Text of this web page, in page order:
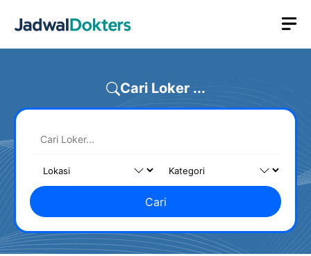
Cari Loker ...
Cari